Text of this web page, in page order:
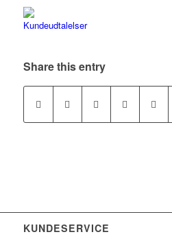
Share this entry
KUNDESERVICE